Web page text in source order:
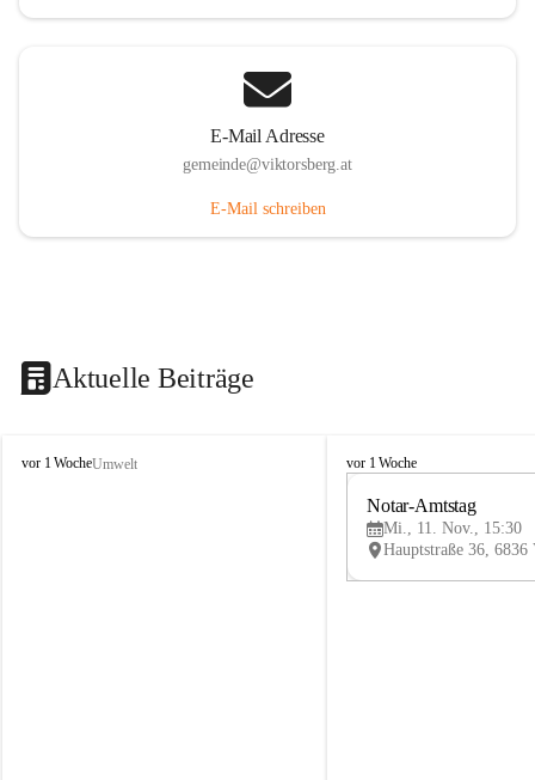
E-Mail Adresse
gemeinde@viktorsberg.at
E-Mail schreiben
Aktuelle Beiträge
V
vor 1 WocheUmwelt
V
vor 1 Woche
Notar-Amtstag
Mi., 11. Nov., 15:30